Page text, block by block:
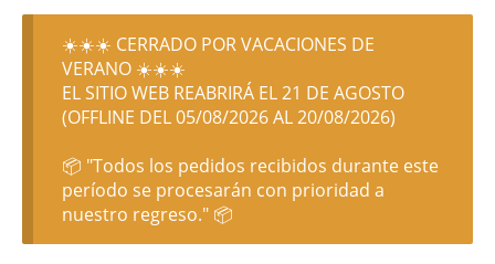
☀️☀️☀️ CERRADO POR VACACIONES DE
VERANO ☀️☀️☀️
EL SITIO WEB REABRIRÁ EL 21 DE AGOSTO
(OFFLINE DEL 05/08/2026 AL 20/08/2026)
📦 "Todos los pedidos recibidos durante este
período se procesarán con prioridad a
nuestro regreso." 📦